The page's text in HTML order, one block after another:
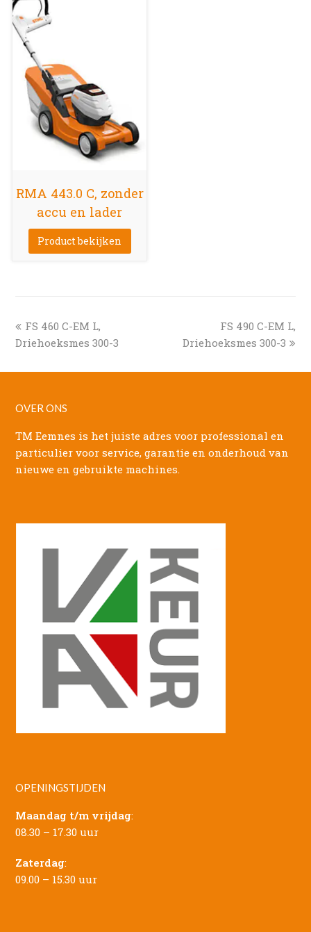
RMA 443.0 C, zonder
accu en lader
Product bekijken
previous
post:
FS 460 C-EM L,
Driehoeksmes 300-3
next
post:
FS 490 C-EM L,
Driehoeksmes 300-3
OVER ONS
TM Eemnes is het juiste adres voor professional en
particulier voor service, garantie en onderhoud van
nieuwe en gebruikte machines.
OPENINGSTIJDEN
Maandag t/m vrijdag:
08.30 – 17.30 uur
Zaterdag:
09.00 – 15.30 uur